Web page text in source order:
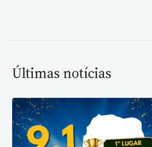
Últimas notícias